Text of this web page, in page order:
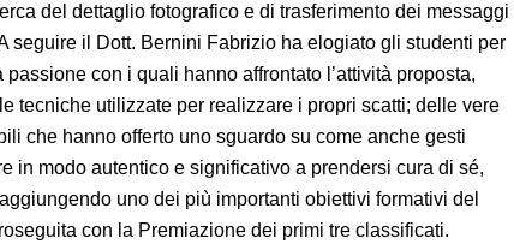
del dettaglio fotografico e di trasferimento dei messaggi
seguire il Dott. Bernini Fabrizio ha elogiato gli studenti per
passione con i quali hanno affrontato l’attività proposta,
tecniche utilizzate per realizzare i propri scatti; delle vere
che hanno offerto uno sguardo su come anche gesti
in modo autentico e significativo a prendersi cura di sé,
uno dei più importanti obiettivi formativi del
con la Premiazione dei primi tre classificati.